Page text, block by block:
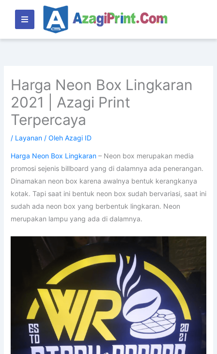
konten
Harga Neon Box Lingkaran
2021 | Azagi Print
Terpercaya
/ Layanan/ Oleh Azagi ID
Harga Neon Box Lingkaran– Neon box merupakan media
promosi sejenis billboard yang di dalamnya ada penerangan.
Dinamakan neon box karena awalnya bentuk kerangkanya
kotak. Tapi saat ini bentuk neon box sudah bervariasi, saat ini
sudah ada neon box yang berbentuk lingkaran. Neon
merupakan lampu yang ada di dalamnya.